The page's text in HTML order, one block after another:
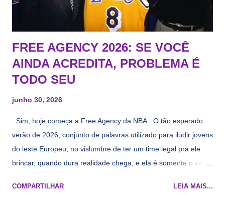
FREE AGENCY 2026: SE VOCÊ
AINDA ACREDITA, PROBLEMA É
TODO SEU
junho 30, 2026
Sim, hoje começa a Free Agency da NBA. O tão esperado
verão de 2026, conjunto de palavras utilizado para iludir jovens
do leste Europeu, no vislumbre de ter um time legal pra ele
brincar, quando dura realidade chega, e ela é somente o seu
cara de decrépito, mas que aparentemente ainda é jovem.
COMPARTILHAR LEIA MAIS...